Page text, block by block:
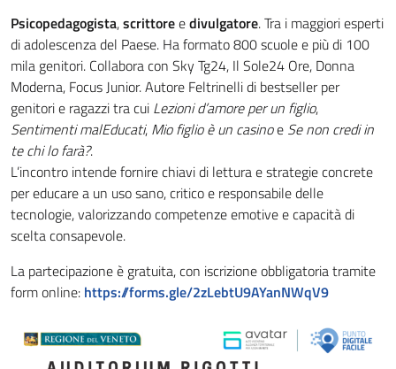
Psicopedagogista,scrittoreedivulgatore. Tra i maggiori esperti
di adolescenza del Paese. Ha formato 800 scuole e più di 100
mila genitori. Collabora con Sky Tg24, Il Sole24 Ore, Donna
Moderna, Focus Junior. Autore Feltrinelli di bestseller per
genitori e ragazzi tra cui Lezioni d’amore per un figlio,
Sentimenti malEducati, Mio figlio è un casinoe Se non credi in
te chi lo farà?.
L’incontro intende fornire chiavi di lettura e strategie concrete
per educare a un uso sano, critico e responsabile delle
tecnologie, valorizzando competenze emotive e capacità di
scelta consapevole.
La partecipazione è gratuita, con iscrizione obbligatoria tramite
form online: https://forms.gle/2zLebtU9AYanNWqV9